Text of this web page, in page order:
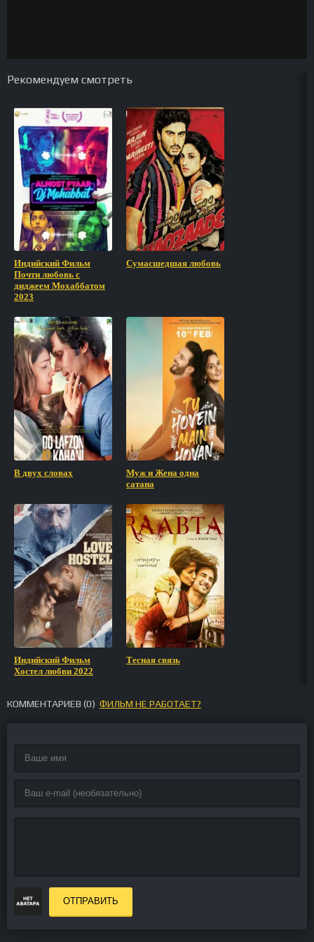
Рекомендуем смотреть
Индийский Фильм
Почти любовь с
диджеем Мохаббатом
2023
Сумасшедшая любовь
В двух словах
Муж и Жена одна
сатана
Индийский Фильм
Хостел любви 2022
Тесная связь
КОММЕНТАРИЕВ (0) ФИЛЬМ НЕ РАБОТАЕТ?
ОТПРАВИТЬ